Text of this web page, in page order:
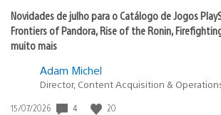
Novidades de julho para o Catálogo de Jogos
Frontiers of Pandora, Rise of the Ronin,
muito mais
Adam Michel
Director, Content Acquisition &
Data
15/07/2026 4 20